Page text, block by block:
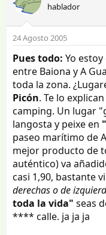
hablador
24 Agosto 2005
Pues todo: Yo
entre Baiona y A
toda la zona.
Picón. Te lo
camping. Un lugar
langosta y peixe en
paseo marítimo de
mejor producto de
auténtico) va
casi 1,90, bastante
derechas o de
toda la vida" seas
**** calle. ja ja ja